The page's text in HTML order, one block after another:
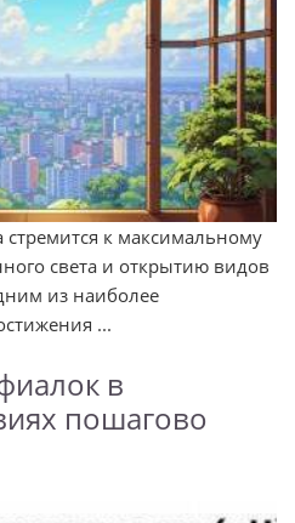
стремится к максимальному
света и открытию видов
из наиболее
...
в
пошагово